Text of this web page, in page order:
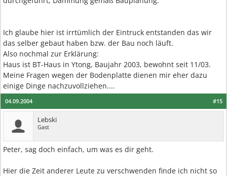
Ich glaube hier ist irrtümlich der Eintruck entstanden das wir
das selber gebaut haben bzw. der Bau noch läuft.
Also nochmal zur Erklärung:
Haus ist BT-Haus in Ytong, Baujahr 2003, bewohnt seit 11/03.
Meine Fragen wegen der Bodenplatte dienen mir eher dazu
einige Dinge nachzuvollziehen....
#15
04.09.2004
Lebski
Gast
Peter, sag doch einfach, um was es dir geht.
Hier die Zeit anderer Leute zu verschwenden finde ich nicht so